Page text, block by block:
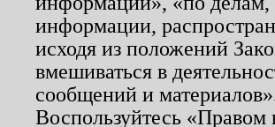
информации,
исходя из положений
вмешиваться в
сообщений и
Воспользуйтесь